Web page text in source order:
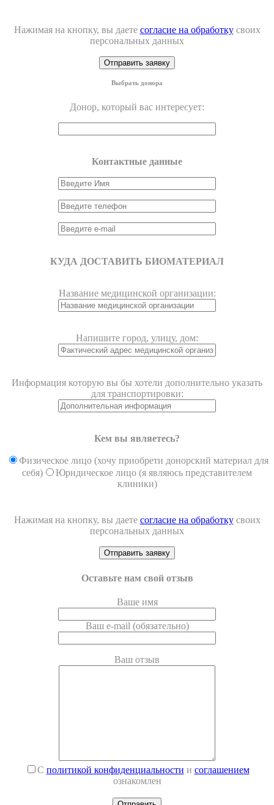
Нажимая на кнопку, вы даете согласие на обработкусвоих
персональных данных
Выбрать донора
Донор, который вас интересует:
Контактные данные
КУДА ДОСТАВИТЬ БИОМАТЕРИАЛ
Название медицинской организации:
Напишите город, улицу, дом:
Информация которую вы бы хотели дополнительно указать
для транспортировки:
Кем вы являетесь?
Физическое лицо (хочу приобрети донорский материал для
себя)
Юридическое лицо (я являюсь представителем
клиники)
Нажимая на кнопку, вы даете согласие на обработкусвоих
персональных данных
Оставьте нам свой отзыв
Ваше имя
Ваш e-mail (обязательно)
Ваш отзыв
С политикой конфиденциальности и соглашением
ознакомлен